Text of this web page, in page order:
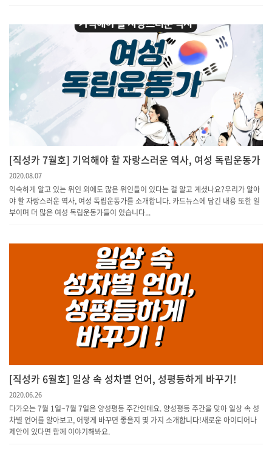
[직성카 7월호] 기억해야 할 자랑스러운 역사, 여성 독립운동가
2020.08.07
익숙하게 알고 있는 위인 외에도 많은 위인들이 있다는 걸 알고 계셨나요?우리가 알아
야 할 자랑스러운 역사, 여성 독립운동가를 소개합니다. 카드뉴스에 담긴 내용 또한 일
부이며 더 많은 여성 독립운동가들이 있습니다...
[직성카 6월호] 일상 속 성차별 언어, 성평등하게 바꾸기!
2020.06.26
다가오는 7월 1일~7월 7일은 양성평등 주간인데요. 양성평등 주간을 맞아 일상 속 성
차별 언어를 알아보고, 어떻게 바꾸면 좋을지 몇 가지 소개합니다!새로운 아이디어나
제안이 있다면 함께 이야기해봐요.​​